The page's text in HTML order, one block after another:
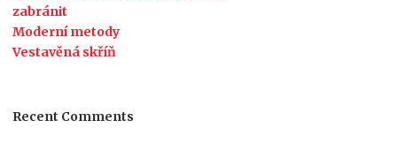
zabránit
Moderní metody
Vestavěná skříň
Recent Comments